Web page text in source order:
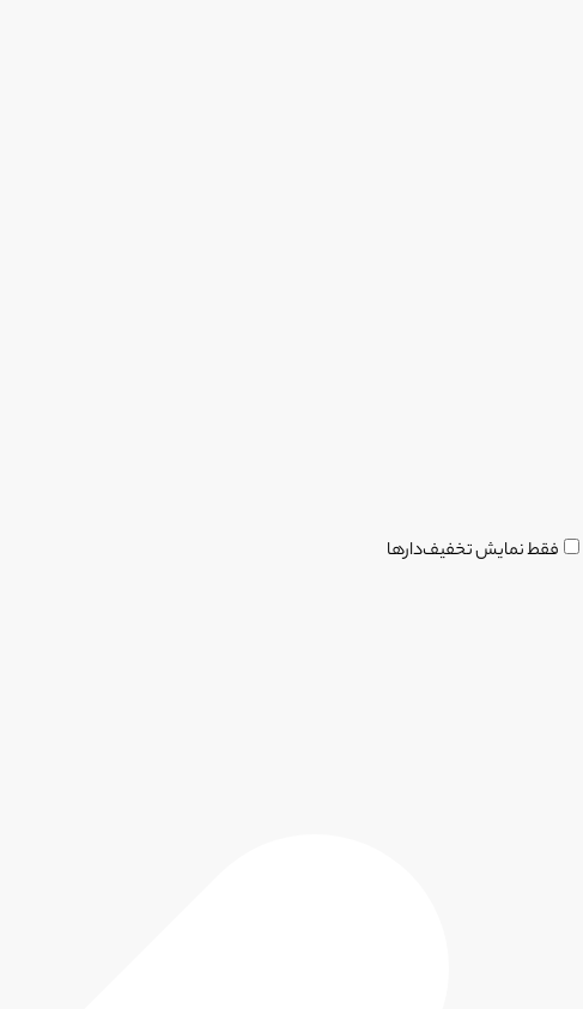
فقط نمایش تخفیف‌دارها